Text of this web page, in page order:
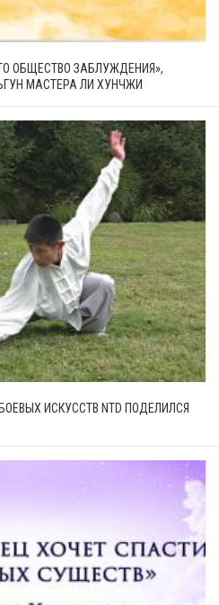
ОБЩЕСТВО ЗАБЛУЖДЕНИЯ»,
МАСТЕРА ЛИ ХУНЧЖИ
ИСКУССТВ NTD ПОДЕЛИЛСЯ